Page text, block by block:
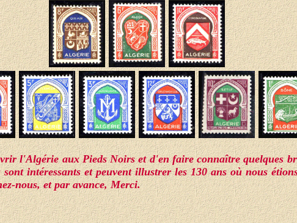
l'Algérie aux Pieds Noirs et d'en faire connaître quelques
intéressants et peuvent illustrer les 130 ans où nous
nous, et par avance, Merci.